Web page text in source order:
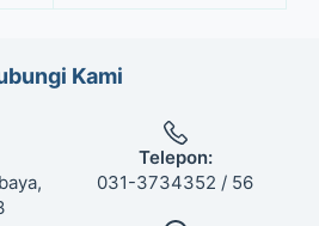
Kami
Telepon:
031-3734352 / 56